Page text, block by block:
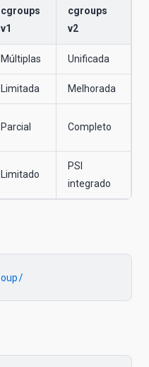
cgroups
v1
cgroups
v2
Múltiplas Unificada
Limitada Melhorada
Parcial Completo
Limitado
PSI
integrado